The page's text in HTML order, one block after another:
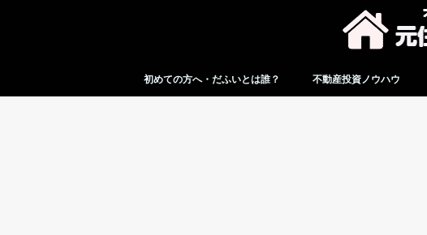
初めての方へ・だふいとは誰？ 不動産投資ノウハウ